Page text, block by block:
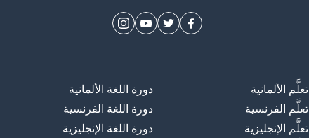
تعلَّم الألمانية
تعلَّم الفرنسية
تعلَّم الإنجليزية
دورة اللغة الألمانية
دورة اللغة الفرنسية
دورة اللغة الإنجليزية